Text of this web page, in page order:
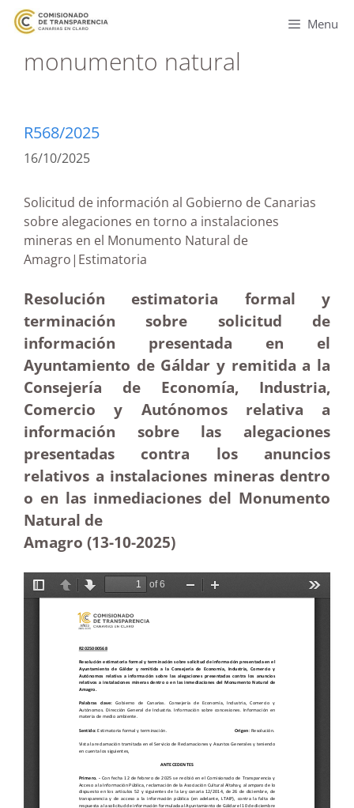
Menu
monumento natural
R568/2025
16/10/2025
Solicitud de información al Gobierno de Canarias
sobre alegaciones en torno a instalaciones
mineras en el Monumento Natural de
Amagro|Estimatoria
Resolución estimatoria formal y
terminación sobre solicitud de
información presentada en el
Ayuntamiento de Gáldar y remitida a la
Consejería de Economía, Industria,
Comercio y Autónomos relativa a
información sobre las alegaciones
presentadas contra los anuncios
relativos a instalaciones mineras dentro
o en las inmediaciones del Monumento
Natural de
Amagro (13-10-2025)